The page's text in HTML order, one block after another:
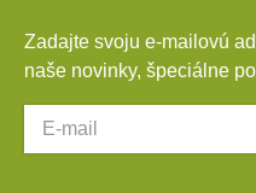
Zadajte svoju e-mailovú
naše novinky, špeciálne